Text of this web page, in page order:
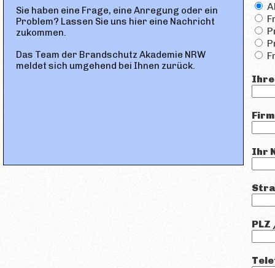
Ihre
Ihr
Sie haben eine Frage, eine Anregung oder ein
Problem? Lassen Sie uns hier eine Nachricht
zukommen.
Das Team der Brandschutz Akademie NRW
meldet sich umgehend bei Ihnen zurück.